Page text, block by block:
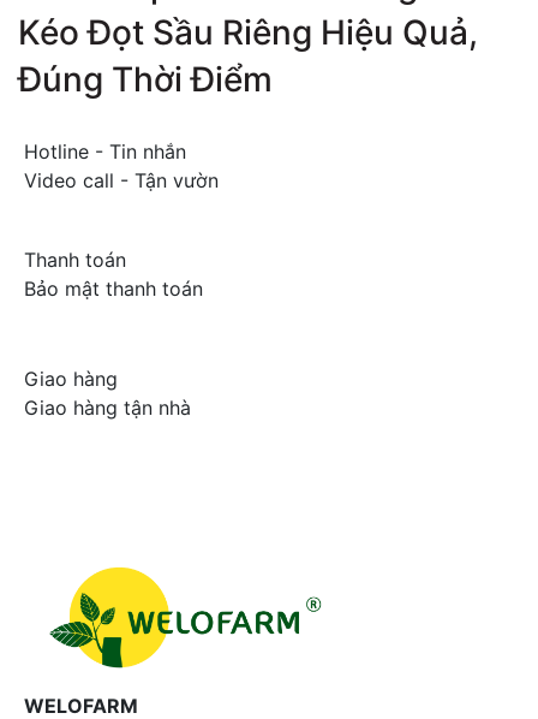
Kéo Đọt Sầu Riêng Hiệu Quả,
Đúng Thời Điểm
Hotline - Tin nhắn
Video call - Tận vườn
Thanh toán
Bảo mật thanh toán
Giao hàng
Giao hàng tận nhà
WELOFARM